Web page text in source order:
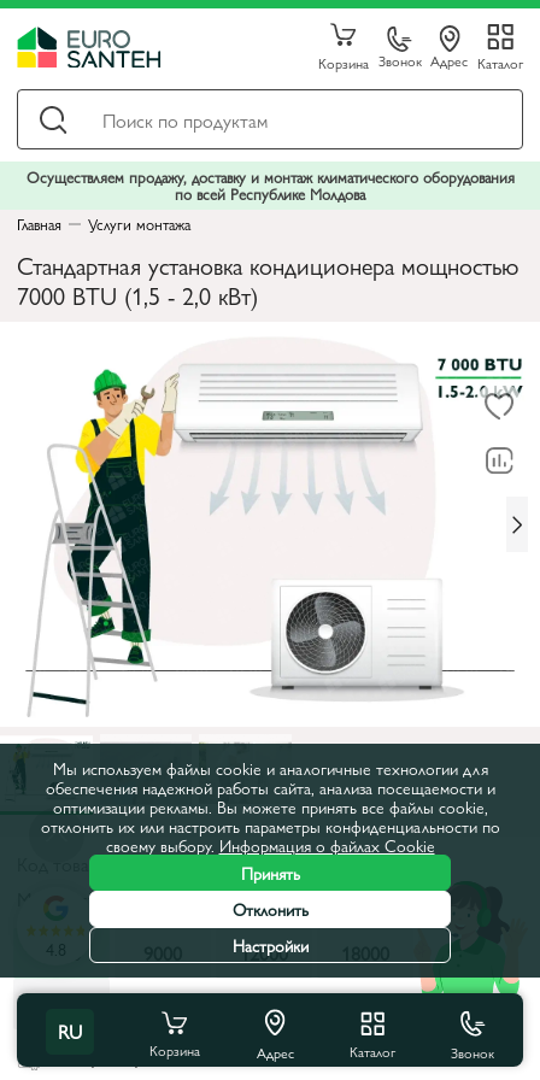
Корзина Звонок Адрес Каталог
Осуществляем продажу, доставку и монтаж климатического оборудования
по всей Республике Молдова
Главная
Услуги монтажа
Стандартная установка кондиционера мощностью
7000 BTU (1,5 - 2,0 кВт)
Код товара:29751
Мощность, BTU:7000
7000
12000
24000
Все характеристики
RU
Корзина Адрес Каталог Звонок
4.8
Мы используем файлы cookie и аналогичные технологии для
обеспечения надежной работы сайта, анализа посещаемости и
оптимизации рекламы. Вы можете принять все файлы cookie,
отклонить их или настроить параметры конфиденциальности по
своему выбору. Информация о файлах Cookie
Принять
Отклонить
Настройки